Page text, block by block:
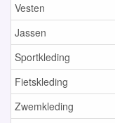
Vesten
Jassen
Sportkleding
Fietskleding
Zwemkleding